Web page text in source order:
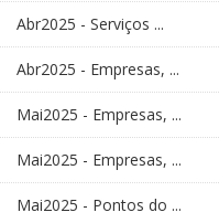
Abr2025 - Serviços ...
Abr2025 - Empresas, ...
Mai2025 - Empresas, ...
Mai2025 - Empresas, ...
Mai2025 - Pontos do ...